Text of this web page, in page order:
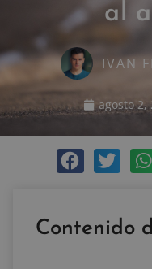
al
IVAN
agosto 2,
Contenido